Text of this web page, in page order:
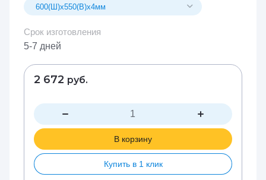
Срок изготовления
5-7 дней
2 672 руб.
В корзину
Купить в 1 клик